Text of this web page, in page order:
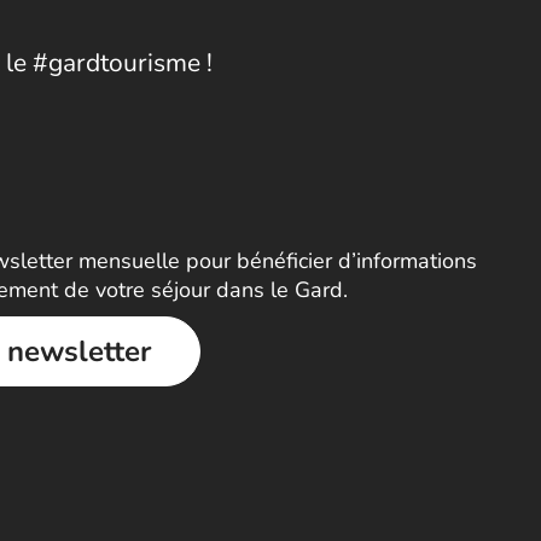
#gardtourisme !
mensuelle pour bénéficier d’informations
de votre séjour dans le Gard.
newsletter